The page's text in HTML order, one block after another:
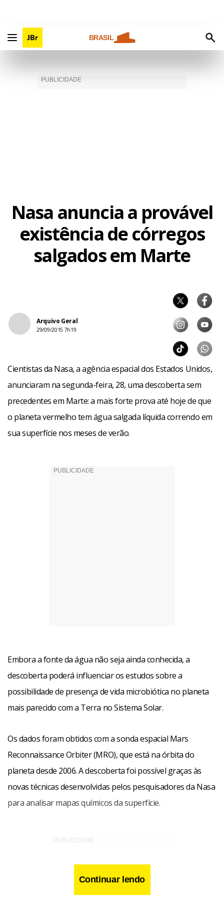
BRASIL
Nasa anuncia a provável
existência de córregos
salgados em Marte
Arquivo Geral
29/09/2015 7h19
Cientistas da Nasa, a agência espacial dos Estados Unidos,
anunciaram na segunda-feira, 28, uma descoberta sem
precedentes em Marte: a mais forte prova até hoje de que
o planeta vermelho tem água salgada líquida correndo em
sua superfície nos meses de verão.
Embora a fonte da água não seja ainda conhecida, a
descoberta poderá influenciar os estudos sobre a
possibilidade de presença de vida microbiótica no planeta
mais parecido com a Terra no Sistema Solar.
Os dados foram obtidos com a sonda espacial Mars
Reconnaissance Orbiter (MRO), que está na órbita do
planeta desde 2006. A descoberta foi possível graças às
novas técnicas desenvolvidas pelos pesquisadores da Nasa
para analisar mapas químicos da superfície.
Continuar lendo